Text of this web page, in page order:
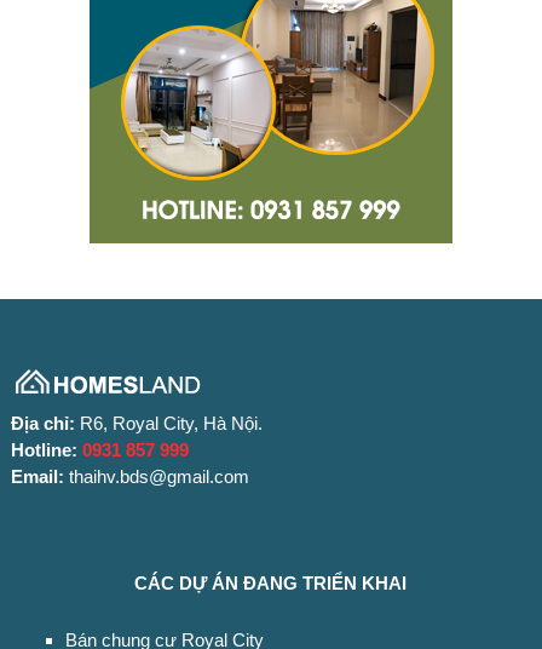
Địa chỉ: R6, Royal City, Hà Nội.
Hotline: 0931 857 999
Email: thaihv.bds@gmail.com
CÁC DỰ ÁN ĐANG TRIỂN KHAI
Bán chung cư Royal City